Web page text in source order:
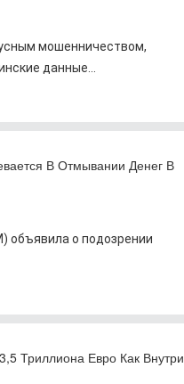
мошенничеством,
данные...
В Отмывании Денег В
объявила о подозрении
Триллиона Евро Как Внутри